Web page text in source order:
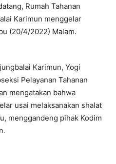
Rumah Tahanan
Karimun menggelar
(20/4/2022) Malam.
Karimun, Yogi
Pelayanan Tahanan
mengatakan bahwa
usai melaksanakan shalat
menggandeng pihak Kodim